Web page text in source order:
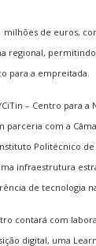
de euros,
regional,
para a empreitada.
– Centro para a
parceria com a
Politécnico de
infraestrutura
de tecnologia
contará com
digital, uma